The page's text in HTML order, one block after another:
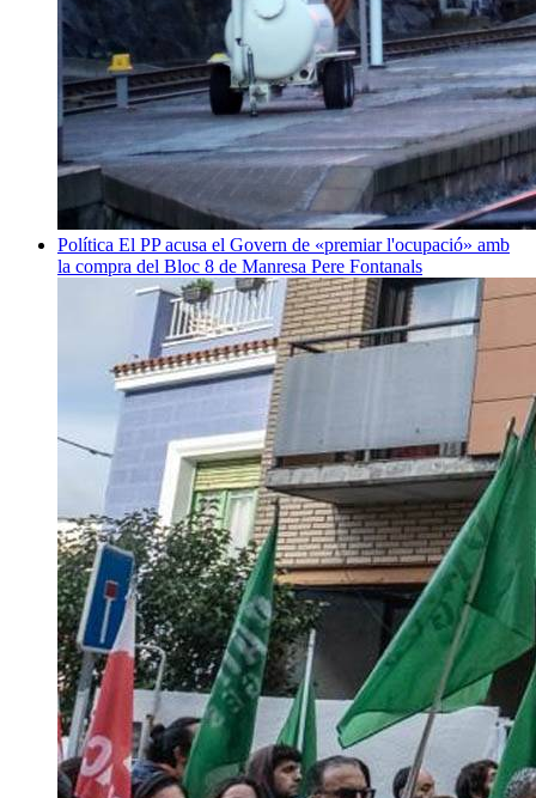
Política El PP acusa el Govern de «premiar l'ocupació» amb
la compra del Bloc 8 de Manresa Pere Fontanals